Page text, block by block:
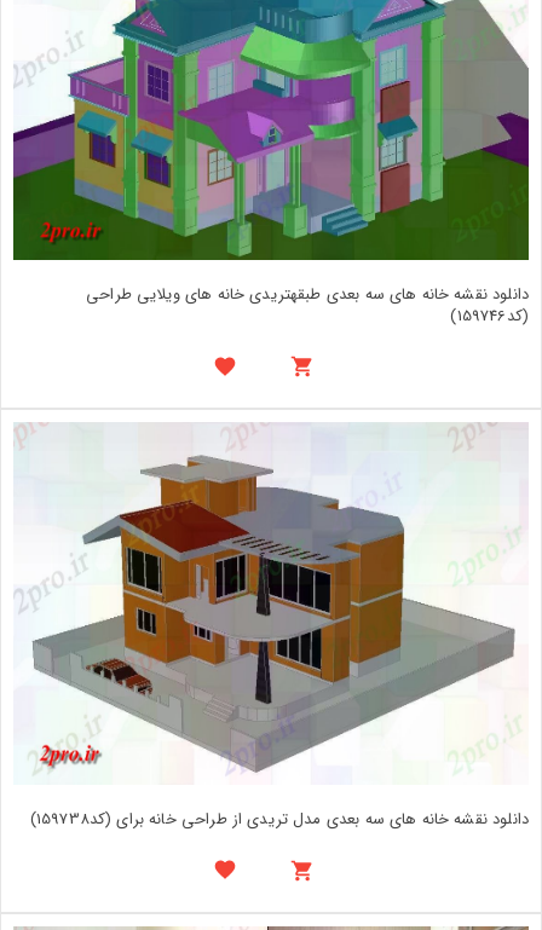
دانلود نقشه خانه های سه بعدی طبقهتریدی خانه های ویلایی طراحی
(کد159746)
دانلود نقشه خانه های سه بعدی مدل تریدی از طراحی خانه برای (کد159738)